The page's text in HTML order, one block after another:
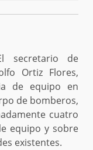
secretario de
Ortiz Flores,
de equipo en
de bomberos,
cuatro
equipo y sobre
existentes.